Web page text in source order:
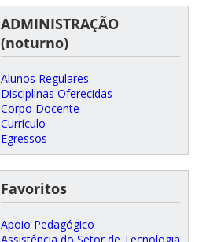
ADMINISTRAÇÃO
(noturno)
Alunos Regulares
Disciplinas Oferecidas
Corpo Docente
Currículo
Egressos
Favoritos
Apoio Pedagógico